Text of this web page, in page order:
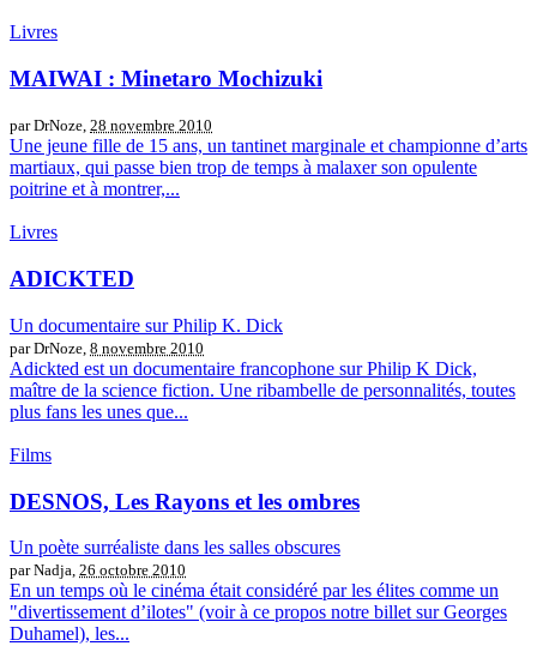
Livres
MAIWAI : Minetaro Mochizuki
par DrNoze, 28 novembre 2010
Une jeune fille de 15 ans, un tantinet marginale et championne d’arts
martiaux, qui passe bien trop de temps à malaxer son opulente
poitrine et à montrer,...
Livres
ADICKTED
Un documentaire sur Philip K. Dick
par DrNoze, 8 novembre 2010
Adickted est un documentaire francophone sur Philip K Dick,
maître de la science fiction. Une ribambelle de personnalités, toutes
plus fans les unes que...
Films
DESNOS, Les Rayons et les ombres
Un poète surréaliste dans les salles obscures
par Nadja, 26 octobre 2010
En un temps où le cinéma était considéré par les élites comme un
"divertissement d’ilotes" (voir à ce propos notre billet sur Georges
Duhamel), les...